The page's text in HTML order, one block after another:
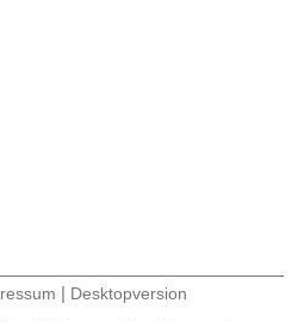
| Desktopversion